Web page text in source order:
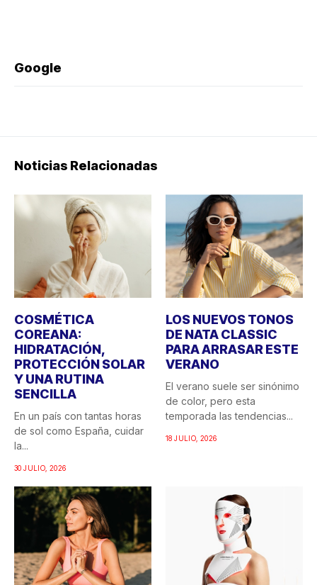
Google
Noticias Relacionadas
COSMÉTICA
COREANA:
HIDRATACIÓN,
PROTECCIÓN SOLAR
Y UNA RUTINA
SENCILLA
En un país con tantas horas
de sol como España, cuidar
la...
30 JULIO, 2026
LOS NUEVOS TONOS
DE NATA CLASSIC
PARA ARRASAR ESTE
VERANO
El verano suele ser sinónimo
de color, pero esta
temporada las tendencias...
18 JULIO, 2026